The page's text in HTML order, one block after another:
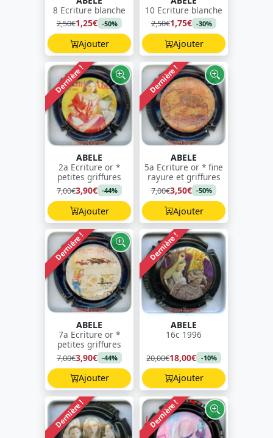
8 Ecriture blanche
2,50€1,25€ -50%
Ajouter
10 Ecriture blanche
2,50€1,75€ -30%
Ajouter
Dernière !
ABELE
2a Ecriture or *
petites griffures
7,00€3,90€ -44%
Ajouter
Dernière !
ABELE
5a Ecriture or * fine
rayure et griffures
7,00€3,50€ -50%
Ajouter
Dernière !
ABELE
7a Ecriture or *
petites griffures
7,00€3,90€ -44%
Ajouter
Dernière !
ABELE
16c 1996
20,00€18,00€ -10%
Ajouter
Dernière ! Dernière !